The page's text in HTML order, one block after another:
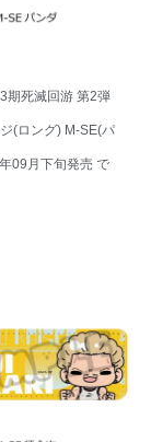
期死滅回游 第2弾
(ロング) M-SE(パ
09月下旬発売 で